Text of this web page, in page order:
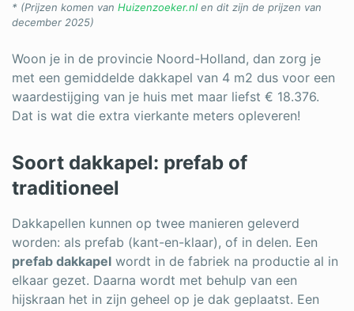
* (Prijzen komen van Huizenzoeker.nl en dit zijn de prijzen van
december 2025)
Woon je in de provincie Noord-Holland, dan zorg je
met een gemiddelde dakkapel van 4 m2 dus voor een
waardestijging van je huis met maar liefst € 18.376.
Dat is wat die extra vierkante meters opleveren!
Soort dakkapel: prefab of
traditioneel
Dakkapellen kunnen op twee manieren geleverd
worden: als prefab (kant-en-klaar), of in delen. Een
prefab dakkapel wordt in de fabriek na productie al in
elkaar gezet. Daarna wordt met behulp van een
hijskraan het in zijn geheel op je dak geplaatst. Een